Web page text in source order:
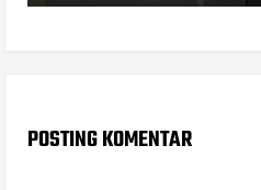
POSTING KOMENTAR